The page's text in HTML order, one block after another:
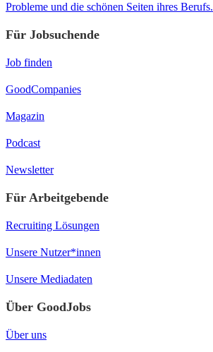
Probleme und die schönen Seiten ihres Berufs.
Für Jobsuchende
Job finden
GoodCompanies
Magazin
Podcast
Newsletter
Für Arbeitgebende
Recruiting Lösungen
Unsere Nutzer*innen
Unsere Mediadaten
Über GoodJobs
Über uns